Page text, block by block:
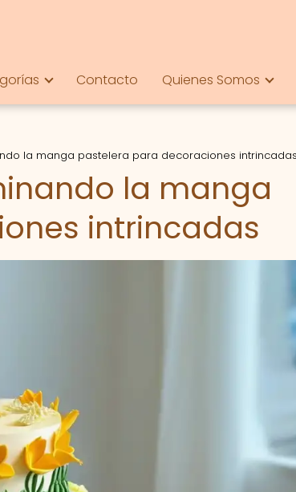
Contacto Quienes Somos
la manga pastelera para decoraciones intrincadas
la manga
intrincadas